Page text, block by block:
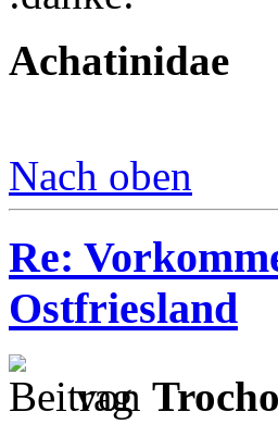
Achatinidae
Nach oben
Re:
Ostfriesland
von